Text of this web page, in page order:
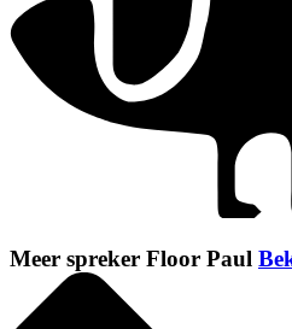
Meer spreker Floor Paul